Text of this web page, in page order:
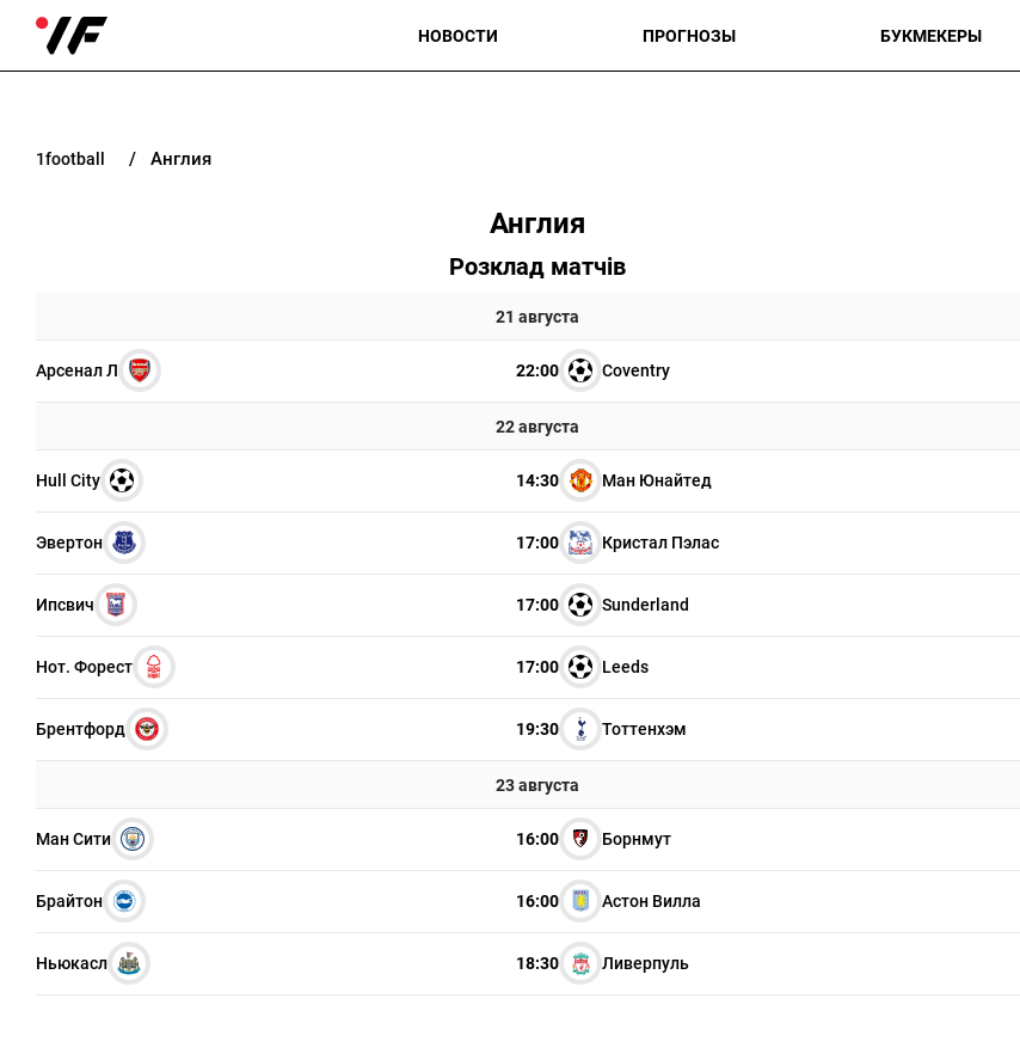
НОВОСТИ ПРОГНОЗЫ БУКМЕКЕРЫ
1football Англия
Англия
Розклад матчів
21 августа
Арсенал Л 22:00 Coventry
22 августа
Hull City 14:30 Ман Юнайтед
Эвертон 17:00 Кристал Пэлас
Ипсвич 17:00 Sunderland
Нот. Форест 17:00 Leeds
Брентфорд 19:30 Тоттенхэм
23 августа
Ман Сити 16:00 Борнмут
Брайтон 16:00 Астон Вилла
Ньюкасл 18:30 Ливерпуль